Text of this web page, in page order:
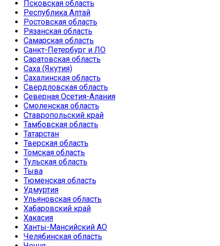
Псковская область
Республика Алтай
Ростовская область
Рязанская область
Самарская область
Санкт-Петербург и ЛО
Саратовская область
Саха (Якутия)
Сахалинская область
Свердловская область
Северная Осетия-Алания
Смоленская область
Ставропольский край
Тамбовская область
Татарстан
Тверская область
Томская область
Тульская область
Тыва
Тюменская область
Удмуртия
Ульяновская область
Хабаровский край
Хакасия
Ханты-Мансийский АО
Челябинская область